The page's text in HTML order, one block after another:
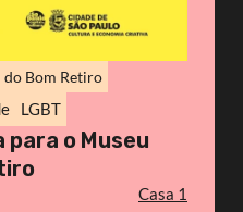
Bom Retiro
LGBT
o Museu
Casa 1